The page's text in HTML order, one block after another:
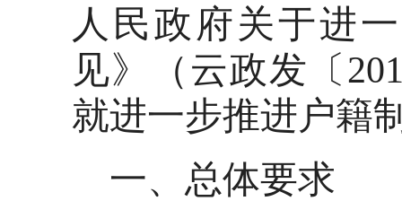
人民政府关于进
见》（云政发〔
就进一步推进户籍
一、总体要求